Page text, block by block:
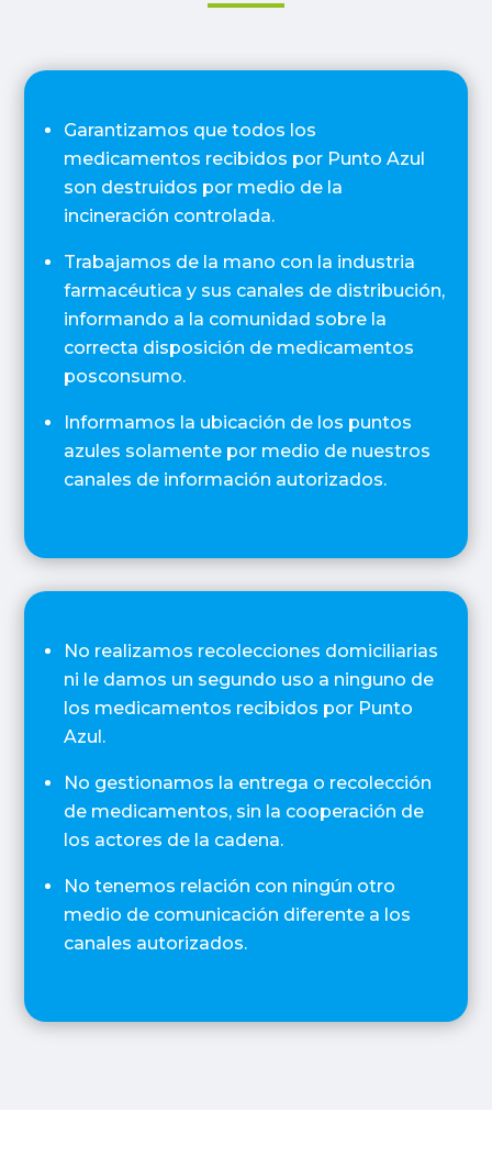
Garantizamos que todos los
medicamentos recibidos por Punto Azul
son destruidos por medio de la
incineración controlada.
Trabajamos de la mano con la industria
farmacéutica y sus canales de distribución,
informando a la comunidad sobre la
correcta disposición de medicamentos
posconsumo.
Informamos la ubicación de los puntos
azules solamente por medio de nuestros
canales de información autorizados.
No realizamos recolecciones domiciliarias
ni le damos un segundo uso a ninguno de
los medicamentos recibidos por Punto
Azul.
No gestionamos la entrega o recolección
de medicamentos, sin la cooperación de
los actores de la cadena.
No tenemos relación con ningún otro
medio de comunicación diferente a los
canales autorizados.